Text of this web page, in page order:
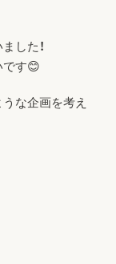
した！
です😊
な企画を考え